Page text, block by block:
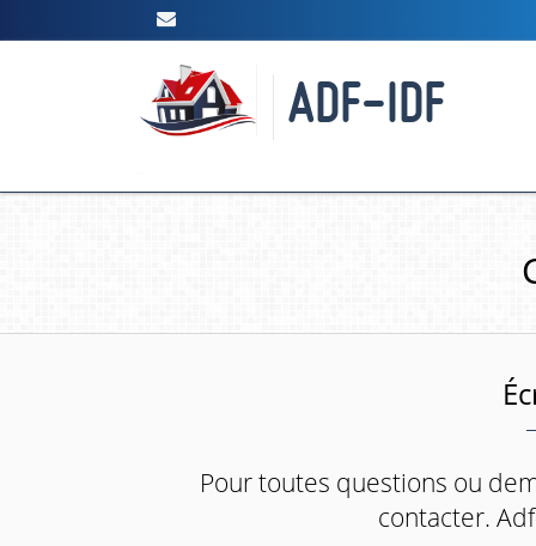
ADF-IDF
Pour toutes questions ou
contacter.